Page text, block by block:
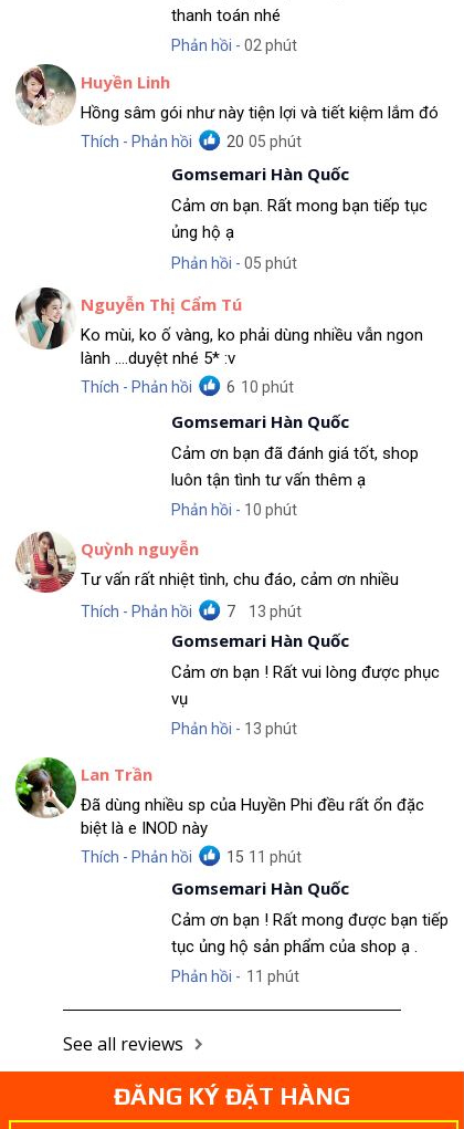
thanh toán nhé
Phản hồi - 02 phút
Cảm ơn bạn. Rất mong bạn tiếp tục
ủng hộ ạ
Gomsemari Hàn Quốc
Phản hồi - 05 phút
Hồng sâm gói như này tiện lợi và tiết kiệm lắm đó
Huyền Linh
Thích - Phản hồi 20 05 phút
Cảm ơn bạn đã đánh giá tốt, shop
luôn tận tình tư vấn thêm ạ
Gomsemari Hàn Quốc
Phản hồi - 10 phút
Ko mùi, ko ố vàng, ko phải dùng nhiều vẫn ngon
lành ....duyệt nhé 5* :v
Nguyễn Thị Cẩm Tú
Thích - Phản hồi 6 10 phút
Cảm ơn bạn ! Rất vui lòng được phục
vụ
Gomsemari Hàn Quốc
Phản hồi - 13 phút
Tư vấn rất nhiệt tình, chu đáo, cảm ơn nhiều
Quỳnh nguyễn
Thích - Phản hồi 7 13 phút
Cảm ơn bạn ! Rất mong được bạn tiếp
tục ủng hộ sản phẩm của shop ạ .
Gomsemari Hàn Quốc
Phản hồi - 11 phút
Đã dùng nhiều sp của Huyền Phi đều rất ổn đặc
biệt là e INOD này
Lan Trần
Thích - Phản hồi 15 11 phút
See all reviews
ĐĂNG KÝ ĐẶT HÀNG